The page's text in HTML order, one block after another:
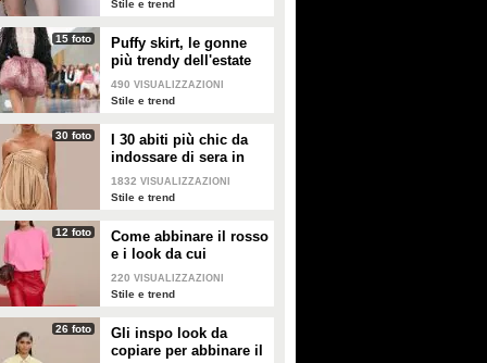
Stile e trend
15 foto
Puffy skirt, le gonne
più trendy dell'estate
2026 sono quelle a
palloncino
490 VISUALIZZAZIONI
Stile e trend
30 foto
I 30 abiti più chic da
indossare di sera in
estate
1832 VISUALIZZAZIONI
Stile e trend
12 foto
Come abbinare il rosso
e i look da cui
prendere ispirazione
220 VISUALIZZAZIONI
Stile e trend
26 foto
Gli inspo look da
copiare per abbinare il